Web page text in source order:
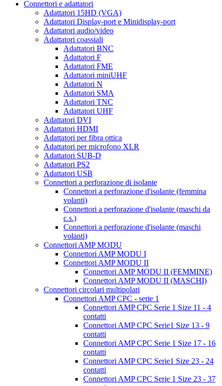
Connettori e adattatori
Adattatori 15HD (VGA)
Adattatori Display-port e Minidisplay-port
Adattatori audio/video
Adattatori coassiali
Adattatori BNC
Adattatori F
Adattatori FME
Adattatori miniUHF
Adattatori N
Adattatori SMA
Adattatori TNC
Adattatori UHF
Adattatori DVI
Adattatori HDMI
Adattatori per fibra ottica
Adattatori per microfono XLR
Adattatori SUB-D
Adattatori PS2
Adattatori USB
Connettori a perforazione di isolante
Connettori a perforazione d'isolante (femmina
volanti)
Connettori a perforazione d'isolante (maschi da
c.s.)
Connettori a perforazione d'isolante (maschi
volanti)
Connettori AMP MODU
Connettori AMP MODU I
Connettori AMP MODU II
Connettori AMP MODU II (FEMMINE)
Connettori AMP MODU II (MASCHI)
Connettori circolari multipolari
Connettori AMP CPC - serie 1
Connettori AMP CPC Serie 1 Size 11 - 4
contatti
Connettori AMP CPC Serie1 Size 13 - 9
contatti
Connettori AMP CPC Serie 1 Size 17 - 16
contatti
Connettori AMP CPC Serie1 Size 23 - 24
contatti
Connettori AMP CPC Serie 1 Size 23 - 37